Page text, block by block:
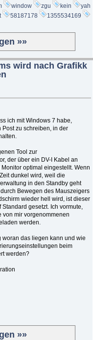
window zgu kein
yah
58187178
1355534169
»»
wird nach Grafikk
ich mit Windows 7 habe,
zu schreiben, in der
Tool zur
der über ein DV-I Kabel an
optimal eingestellt. Wenn
dunkel wird, weil die
in den Standby geht
Bewegen des Mauszeigers
wieder hell wird, ist dieser
gesetzt. Ich vormute,
von mir vorgenommenen
werden.
woran das liegen kann und wie
beim
werden?
»»